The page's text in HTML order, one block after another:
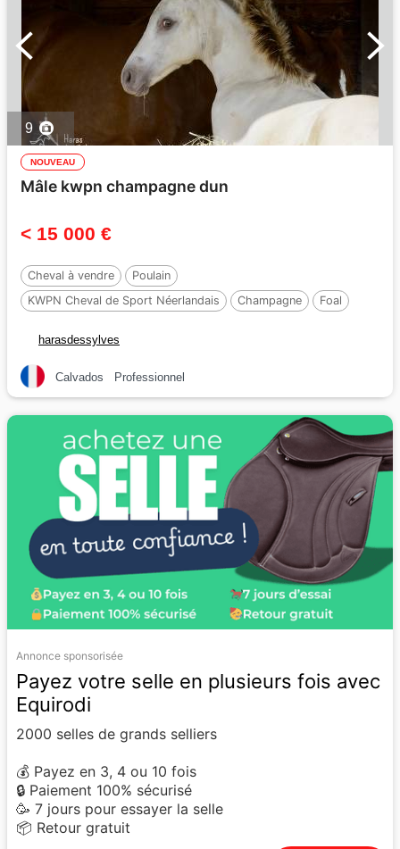
9
NOUVEAU
Mâle kwpn champagne dun
< 15 000 €
Cheval à vendre
Poulain
KWPN Cheval de Sport Néerlandais
Champagne
Foal
harasdessylves
Calvados Professionnel
Annonce sponsorisée
Payez votre selle en plusieurs fois avec
Equirodi
2000 selles de grands selliers
💰 Payez en 3, 4 ou 10 fois
🔒 Paiement 100% sécurisé
🥳 7 jours pour essayer la selle
📦 Retour gratuit